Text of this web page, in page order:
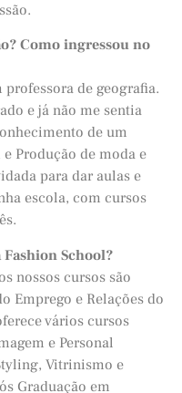
Como ingressou no
professora de geografia.
e já não me sentia
de um
Produção de moda e
para dar aulas e
escola, com cursos
School?
nossos cursos são
Emprego e Relações do
vários cursos
e Personal
Vitrinismo e
Graduação em